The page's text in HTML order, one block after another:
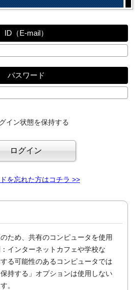
ID（E-mail）
パスワード
イン状態を保持する
を忘れた方はコチラ >>
ため、共有のコンピュータを使用
インターネットカフェや学校な
る可能性のあるコンピュータでは
保持する」オプションは使用しない
。